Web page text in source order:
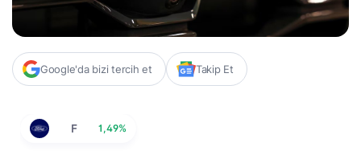
Google'da bizi tercih et Takip Et
F 1,49%